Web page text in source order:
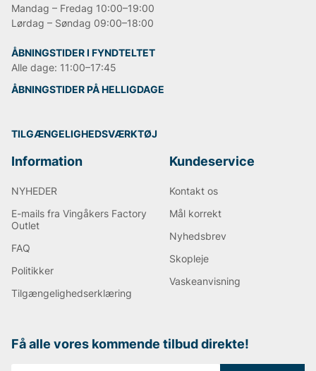
Mandag – Fredag 10:00–19:00
Lørdag – Søndag 09:00–18:00
ÅBNINGSTIDER I FYNDTELTET
Alle dage: 11:00–17:45
ÅBNINGSTIDER PÅ HELLIGDAGE
TILGÆNGELIGHEDSVÆRKTØJ
Information
NYHEDER
E-mails fra Vingåkers Factory
Outlet
FAQ
Politikker
Tilgængelighedserklæring
Kundeservice
Kontakt os
Mål korrekt
Nyhedsbrev
Skopleje
Vaskeanvisning
Få alle vores kommende tilbud direkte!